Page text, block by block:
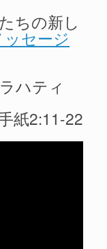
ちの新し
ッセージ
ハティ
紙2:11-22